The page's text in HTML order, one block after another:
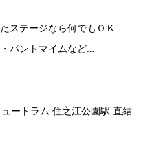
ステージなら何でもＯＫ
パントマイムなど…
ートラム 住之江公園駅 直結